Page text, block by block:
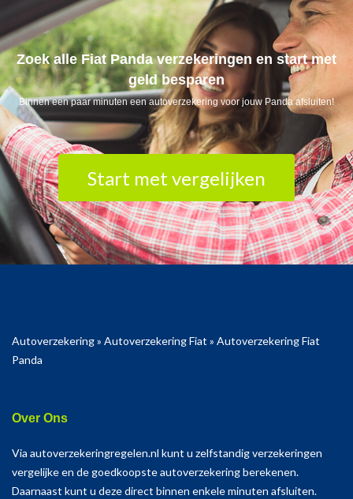
Zoek alle Fiat Panda verzekeringen en start met
geld besparen
Binnen een paar minuten een autoverzekering voor jouw Panda afsluiten!
Start met vergelijken
Autoverzekering» Autoverzekering Fiat » Autoverzekering Fiat
Panda
Over Ons
Via autoverzekeringregelen.nl kunt u zelfstandig verzekeringen
vergelijke en de goedkoopste autoverzekering berekenen.
Daarnaast kunt u deze direct binnen enkele minuten afsluiten.